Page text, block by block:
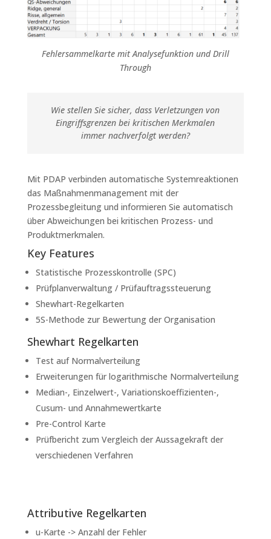
Fehlersammelkarte mit Analysefunktion und Drill
Through
Wie stellen Sie sicher, dass Verletzungen von
Eingriffsgrenzen bei kritischen Merkmalen
immer nachverfolgt werden?
Mit PDAP verbinden automatische Systemreaktionen
das Maßnahmenmanagement mit der
Prozessbegleitung und informieren Sie automatisch
über Abweichungen bei kritischen Prozess- und
Produktmerkmalen.
Key Features
Statistische Prozesskontrolle (SPC)
Prüfplanverwaltung / Prüfauftragssteuerung
Shewhart-Regelkarten
5S-Methode zur Bewertung der Organisation
Shewhart Regelkarten
Test auf Normalverteilung
Erweiterungen für logarithmische Normalverteilung
Median-, Einzelwert-, Variationskoeffizienten-,
Cusum- und Annahmewertkarte
Pre-Control Karte
Prüfbericht zum Vergleich der Aussagekraft der
verschiedenen Verfahren
Attributive Regelkarten
u-Karte -> Anzahl der Fehler